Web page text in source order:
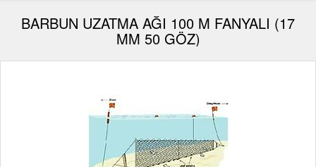
BARBUN UZATMA AĞI 100 M FANYALI (17
MM 50 GÖZ)